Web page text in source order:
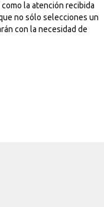
la atención recibida
no sólo selecciones un
con la necesidad de